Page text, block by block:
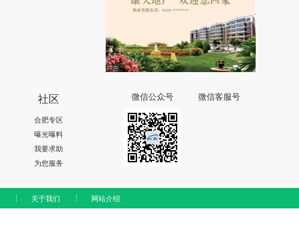
社区
合肥专区
曝光曝料
我要求助
为您服务
微信公众号 微信客服号
关于我们 网站介绍